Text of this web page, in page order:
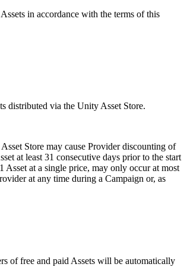
in accordance with the terms of this
distributed via the Unity Asset Store.
Store may cause Provider discounting of
at least 31 consecutive days prior to the start
at a single price, may only occur at most
at any time during a Campaign or, as
of free and paid Assets will be automatically